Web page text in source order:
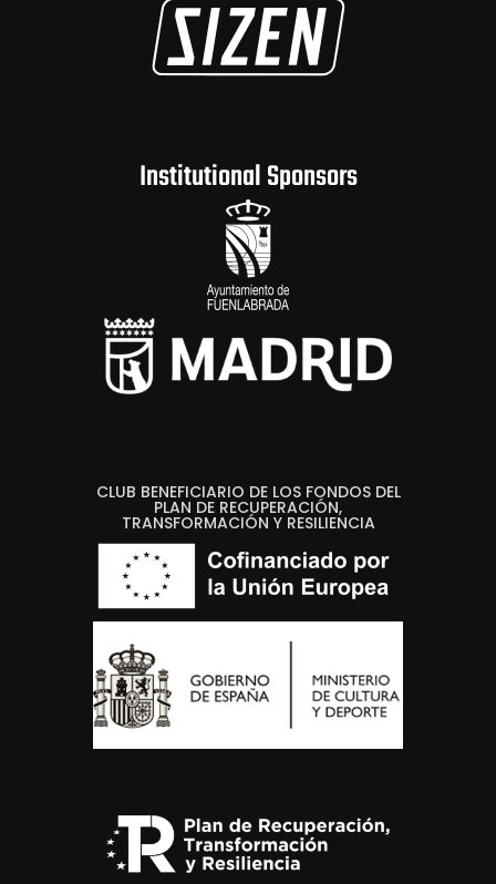
Institutional Sponsors
CLUB BENEFICIARIO DE LOS FONDOS DEL
PLAN DE RECUPERACIÓN,
TRANSFORMACIÓN Y RESILIENCIA